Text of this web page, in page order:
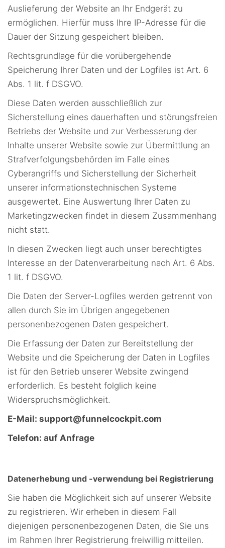
Auslieferung der Website an Ihr Endgerät zu
ermöglichen. Hierfür muss Ihre IP-Adresse für die
Dauer der Sitzung gespeichert bleiben.
Rechtsgrundlage für die vorübergehende
Speicherung Ihrer Daten und der Logfiles ist Art. 6
Abs. 1 lit. f DSGVO.
Diese Daten werden ausschließlich zur
Sicherstellung eines dauerhaften und störungsfreien
Betriebs der Website und zur Verbesserung der
Inhalte unserer Website sowie zur Übermittlung an
Strafverfolgungsbehörden im Falle eines
Cyberangriffs und Sicherstellung der Sicherheit
unserer informationstechnischen Systeme
ausgewertet. Eine Auswertung Ihrer Daten zu
Marketingzwecken findet in diesem Zusammenhang
nicht statt.
In diesen Zwecken liegt auch unser berechtigtes
Interesse an der Datenverarbeitung nach Art. 6 Abs.
1 lit. f DSGVO.
Die Daten der Server-Logfiles werden getrennt von
allen durch Sie im Übrigen angegebenen
personenbezogenen Daten gespeichert.
Die Erfassung der Daten zur Bereitstellung der
Website und die Speicherung der Daten in Logfiles
ist für den Betrieb unserer Website zwingend
erforderlich. Es besteht folglich keine
Widerspruchsmöglichkeit.
E-Mail: support@funnelcockpit.com
Telefon: auf Anfrage
Datenerhebung und -verwendung bei Registrierung
Sie haben die Möglichkeit sich auf unserer Website
zu registrieren. Wir erheben in diesem Fall
diejenigen personenbezogenen Daten, die Sie uns
im Rahmen Ihrer Registrierung freiwillig mitteilen.